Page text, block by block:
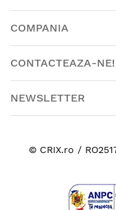
COMPANIA
CONTACTEAZA-NE!
NEWSLETTER
© CRIX.ro /